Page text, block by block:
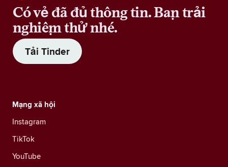
Có vẻ đã đủ thông tin. Bạn trải
nghiệm thử nhé.
Tải Tinder
Mạng xã hội
Instagram
TikTok
YouTube